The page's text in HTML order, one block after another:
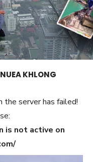
KHLONG
the server has failed!
is not active on